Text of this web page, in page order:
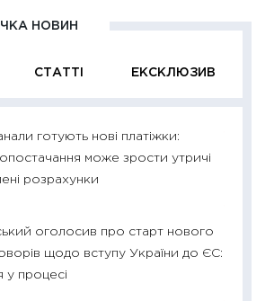
СТАТТІ ЕКСКЛЮЗИВ
НОВИН
готують нові платіжки:
може зрости утричі
розрахунки
оголосив про старт нового
щодо вступу України до ЄС:
у процесі